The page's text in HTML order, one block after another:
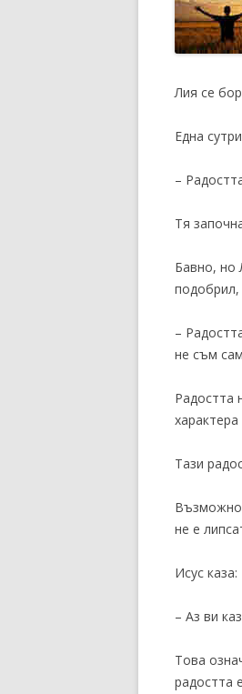
Лия се
Една
–
Тя
Бавно, но
подобрил,
–
не съм
Радостта
характера
Тази
Възможно
не е
Исус каза:
– Аз ви
Това
радостта